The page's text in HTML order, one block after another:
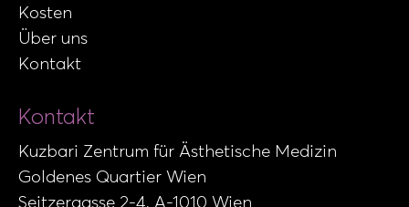
Kosten
Über uns
Kontakt
Kontakt
Kuzbari Zentrum für Ästhetische Medizin
Goldenes Quartier Wien
Seitzergasse 2-4, A-1010 Wien